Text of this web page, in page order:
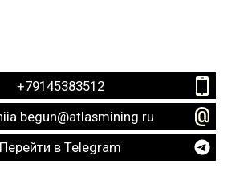
+79145383512
Перейти в Telegram